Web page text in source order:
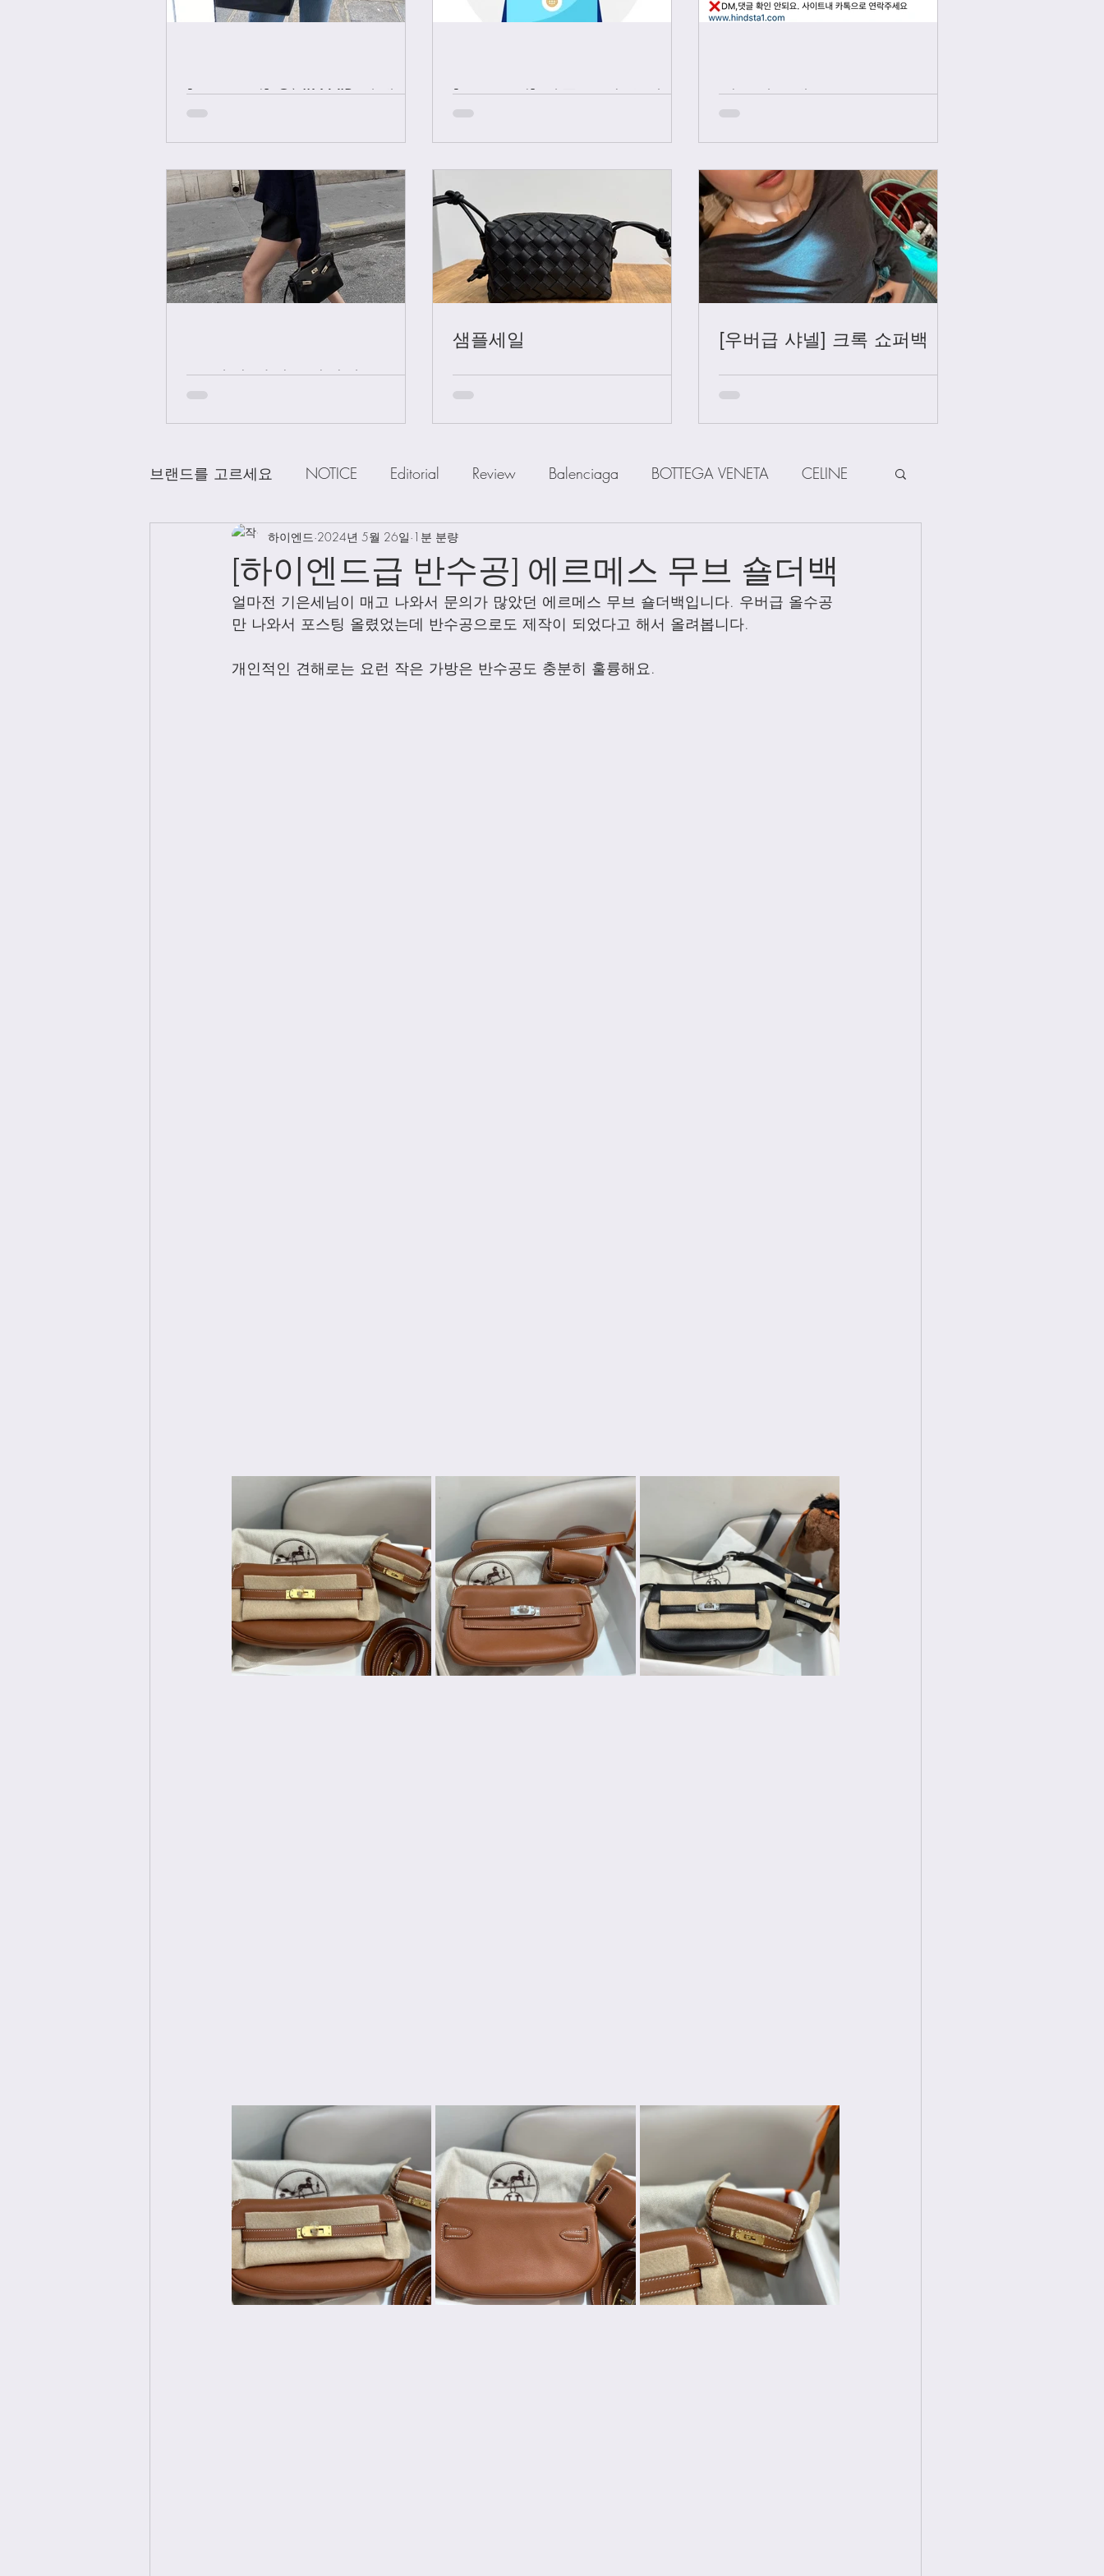
[중요공지] ONLY VIP 샤넬 +
에르메스 올수공
[중요공지] 카톡 문의 응대 시
간
인스타그램
급 차이 알려드립니다.
샘플세일 [우버급 샤넬] 크록 쇼퍼백
브랜드를 고르세요 NOTICE Editorial Review Balenciaga BOTTEGA VENETA CELINE
CHANEL DELVAUX DIOR FENDI
LV Loro Piana MiuMiu PRADA SAINT LAUENT The Row Other Brands
Bag Charms Clothing Watch Wallet Shoes Scarfs
[하이엔드급 반수공] 에르메스 무브 숄더백
하이엔드 2024년 5월 26일 1분 분량
얼마전 기은세님이 매고 나와서 문의가 많았던 에르메스 무브 숄더백입니다. 우버급 올수공
만 나와서 포스팅 올렸었는데 반수공으로도 제작이 되었다고 해서 올려봅니다.
개인적인 견해로는 요런 작은 가방은 반수공도 충분히 훌륭해요.